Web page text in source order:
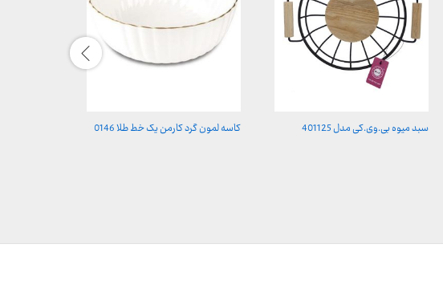
سبد میوه بی.وی.کی مدل 401125 کاسه لمون گرد کارمن یک خط طلا 0146